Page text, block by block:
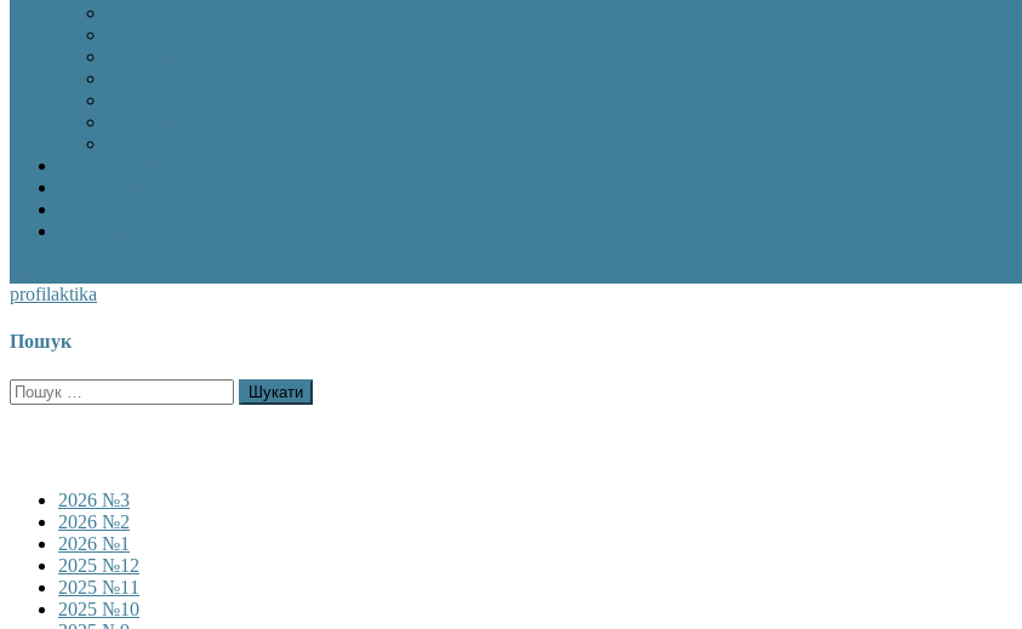
profilaktika
Пошук
Пошук:
2026 №3
2026 №2
2026 №1
2025 №12
2025 №11
2025 №10